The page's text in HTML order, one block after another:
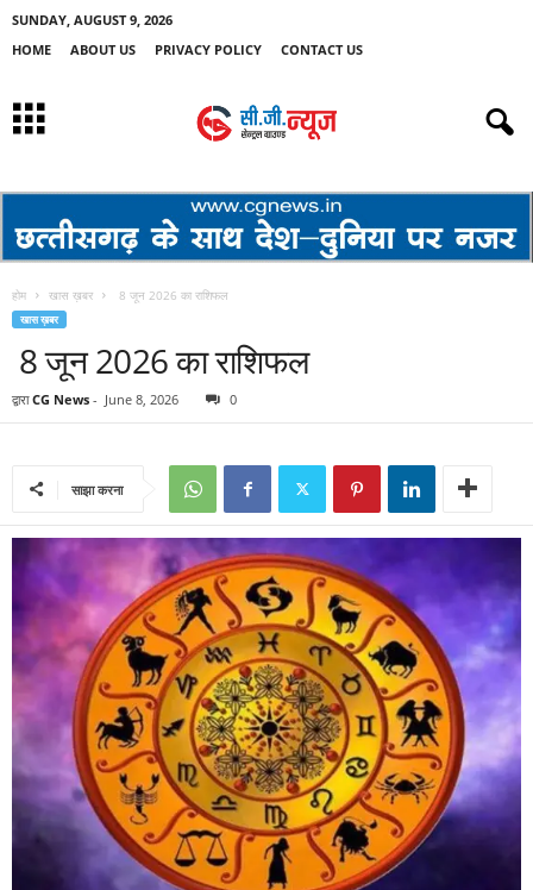
SUNDAY, AUGUST 9, 2026
HOME
ABOUT US PRIVACY POLICY CONTACT US
होम खास ख़बर 8 जून 2026 का राशिफल
खास ख़बर
8 जून 2026 का राशिफल
द्वारा CG News - June 8, 2026 0
साझा करना